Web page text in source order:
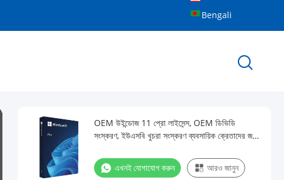
Bengali
OEM উইন্ডোজ 11 প্রো লাইসেন্স, OEM ডিভিডি
সংস্করণ, ইউএসবি খুচরা সংস্করণ ব্যবসায়িক ক্রেতাদের জন্য
এখনই যোগাযোগ করুন আরও জানুন